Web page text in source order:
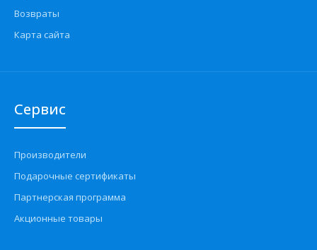
Возвраты
Карта сайта
Сервис
Производители
Подарочные сертификаты
Партнерская программа
Акционные товары